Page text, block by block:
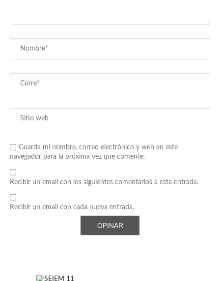
Guarda mi nombre, correo electrónico y web en este
navegador para la próxima vez que comente.
Recibir un email con los siguientes comentarios a esta entrada.
Recibir un email con cada nueva entrada.